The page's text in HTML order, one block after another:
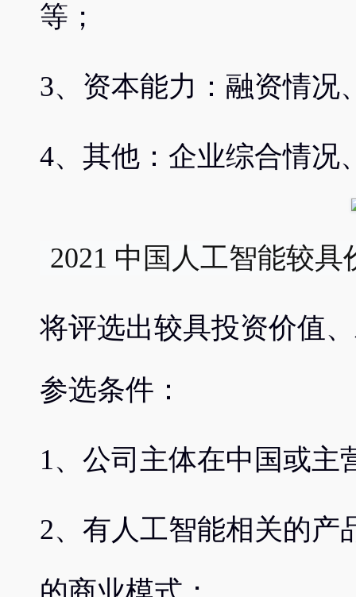
等；
3、资本能力：融资情况
4、其他：企业综合情况
2021 中国人工智能较具
将评选出较具投资价值
参选条件：
1、公司主体在中国或主
2、有人工智能相关的产